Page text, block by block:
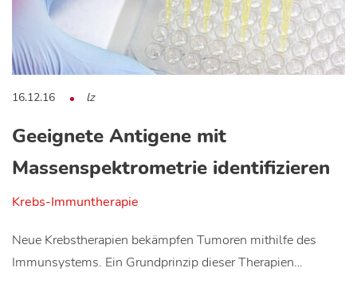
16.12.16 lz
Geeignete Antigene mit
Massenspektrometrie identifizieren
Krebs-Immuntherapie
Neue Krebstherapien bekämpfen Tumoren mithilfe des
Immunsystems. Ein Grundprinzip dieser Therapien…